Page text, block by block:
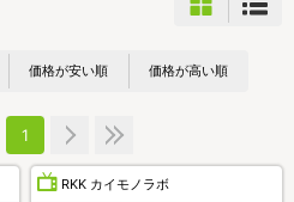
価格が安い順 価格が高い順
1
RKK カイモノラボ